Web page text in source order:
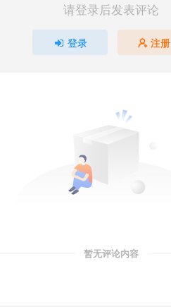
请登录后发表评论
登录 注册
暂无评论内容